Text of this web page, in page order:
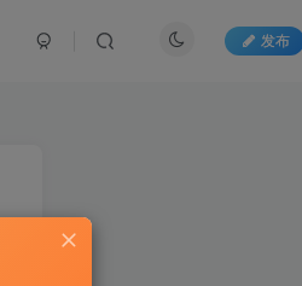
发布